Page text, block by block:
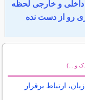
داخلی و خارجی لحظه
رو از دست نده
و ...)
ارتباط برقرار